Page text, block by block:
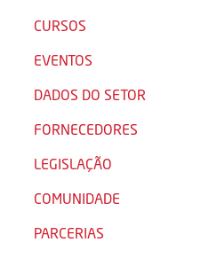
CURSOS
EVENTOS
DADOS DO SETOR
FORNECEDORES
LEGISLAÇÃO
COMUNIDADE
PARCERIAS